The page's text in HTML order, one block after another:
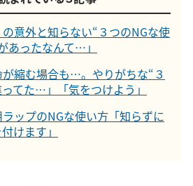
の意外と知らない“３つのNGな使
あったなんて…」
が縮む場合も…。やりがちな“３
てた…」「気をつけよう」
ップのNGな使い方「知らずに
けます」